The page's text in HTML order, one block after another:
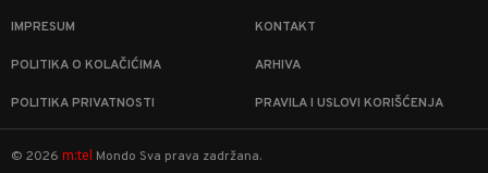
IMPRESUM KONTAKT
POLITIKA O KOLAČIĆIMA ARHIVA
POLITIKA PRIVATNOSTI PRAVILA I USLOVI KORIŠĆENJA
© 2026 m:tel Mondo Sva prava zadržana.